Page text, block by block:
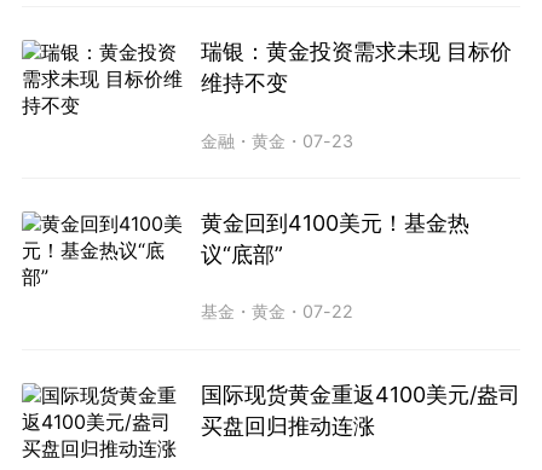
瑞银：黄金投资需求未现 目标价
维持不变
金融 ・黄金 ・ 07-23
黄金回到4100美元！基金热
议“底部”
基金 ・黄金 ・ 07-22
国际现货黄金重返4100美元/盎司
买盘回归推动连涨